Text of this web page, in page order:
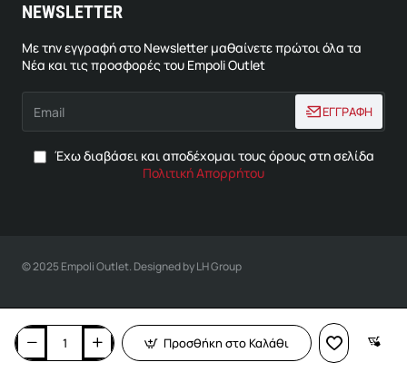
Προσθήκη στο Καλάθι
NEWSLETTER
Με την εγγραφή στο Newsletter μαθαίνετε πρώτοι όλα τα
Νέα και τις προσφορές του Empoli Outlet
ΕΓΓΡΑΦΗ
Έχω διαβάσει και αποδέχομαι τους όρους στη σελίδα
Πολιτική Απορρήτου
© 2025 Empoli Outlet. Designed by LH Group